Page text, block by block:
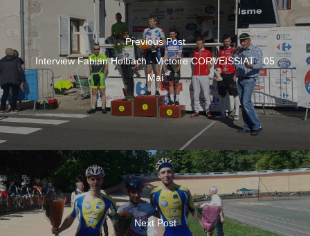
Previous Post
Interview Fabian Holbach - Victoire CORVEISSIAT - 05
Mai
Next Post